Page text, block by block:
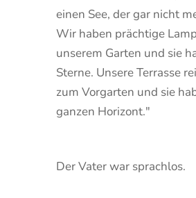
einen See, der gar nicht
Wir haben prächtige
unserem Garten und sie
Sterne. Unsere Terrasse
zum Vorgarten und sie
ganzen Horizont."
Der Vater war sprachlos.